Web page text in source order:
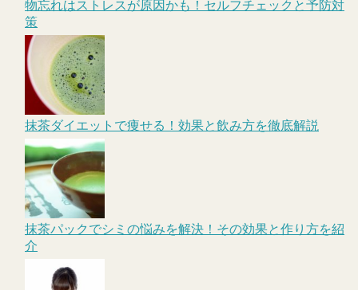
物忘れはストレスが原因かも！セルフチェックと予防対
策
抹茶ダイエットで痩せる！効果と飲み方を徹底解説
抹茶パックでシミの悩みを解決！その効果と作り方を紹
介